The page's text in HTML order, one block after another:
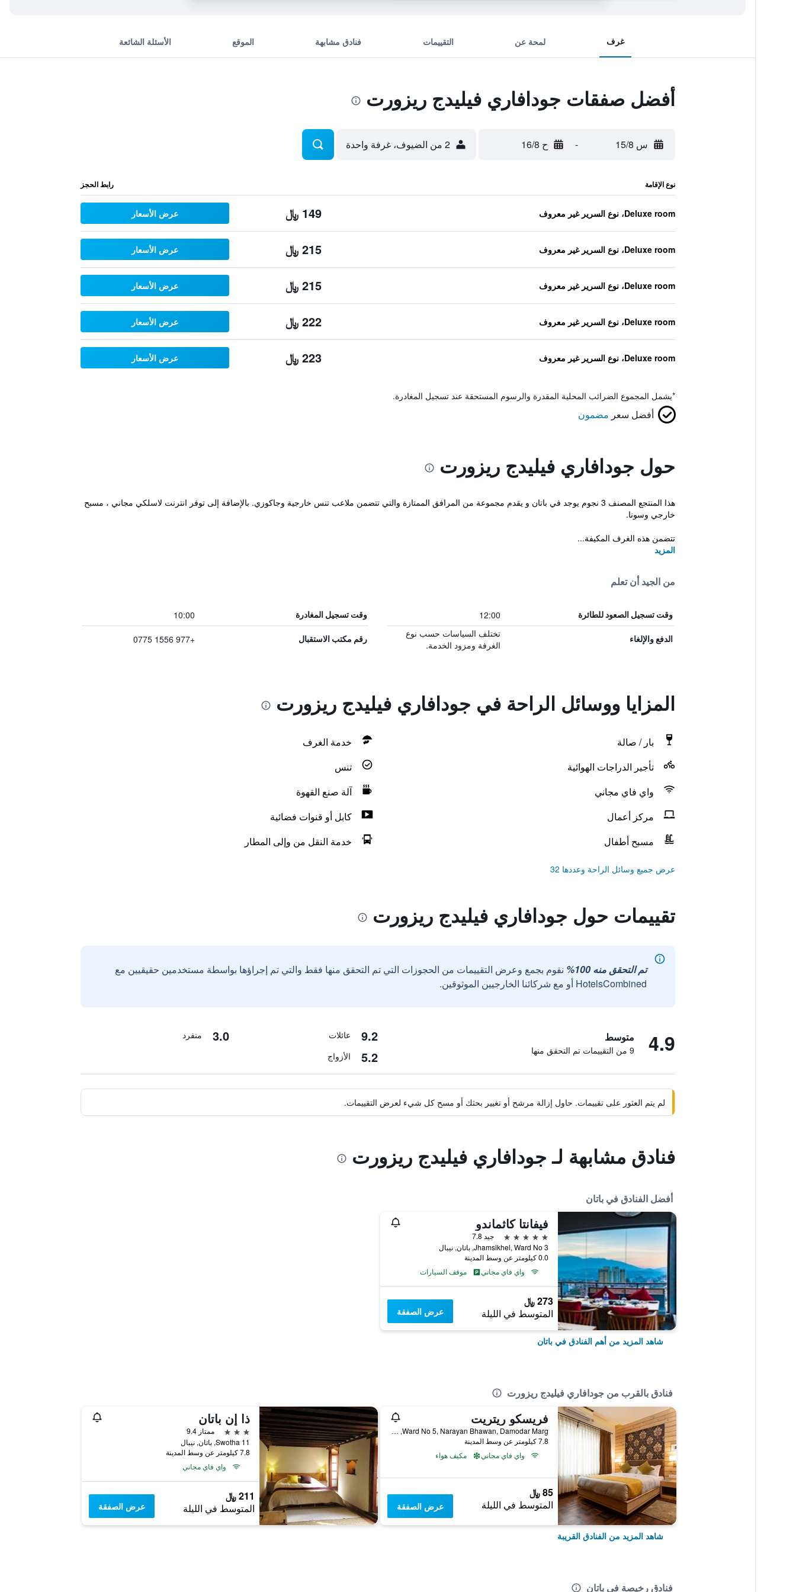
غرف لمحة عن التقييمات فنادق مشابهة الموقع الأسئلة الشائعة
أفضل صفقات جودافاري فيليدج ريزورت
س 15/8 - ح 16/8 2 من الضيوف، غرفة واحدة
نوع الإقامة رابط الحجز
Deluxe room، نوع السرير غير معروف 149 ﷼ عرض الأسعار
Deluxe room، نوع السرير غير معروف 215 ﷼ عرض الأسعار
Deluxe room، نوع السرير غير معروف 215 ﷼ عرض الأسعار
Deluxe room، نوع السرير غير معروف 222 ﷼ عرض الأسعار
Deluxe room، نوع السرير غير معروف 223 ﷼ عرض الأسعار
*يشمل المجموع الضرائب المحلية المقدرة والرسوم المستحقة عند تسجيل المغادرة.
أفضل سعر مضمون
حول جودافاري فيليدج ريزورت
هذا المنتجع المصنف 3 نجوم يوجد في باتان و يقدم مجموعة من المرافق الممتازة والتي تتضمن ملاعب تنس خارجية وجاكوزي. بالإضافة إلى توفر انترنت لاسلكي مجاني ، مسبح
خارجي وسونا.
تتضمن هذه الغرف المكيفة...
المزيد
من الجيد أن تعلم
وقت تسجيل الصعود للطائرة 12:00 وقت تسجيل المغادرة 10:00
الدفع والإلغاء
تختلف السياسات حسب نوع
الغرفة ومزود الخدمة.
رقم مكتب الاستقبال +977 1556 0775
المزايا ووسائل الراحة في جودافاري فيليدج ريزورت
بار / صالة
خدمة الغرف
تأجير الدراجات الهوائية
تنس
واي فاي مجاني
آلة صنع القهوة
مركز أعمال
كابل أو قنوات فضائية
مسبح أطفال
خدمة النقل من وإلى المطار
عرض جميع وسائل الراحة وعددها 32
تقييمات حول جودافاري فيليدج ريزورت
تم التحقق منه 100%
نقوم بجمع وعرض التقييمات من الحجوزات التي تم التحقق منها فقط والتي تم إجراؤها بواسطة مستخدمين حقيقيين مع
HotelsCombined أو مع شركائنا الخارجيين الموثوقين.
4.9 متوسط
9 من التقييمات تم التحقق منها
9.2 عائلات 3.0 منفرد
5.2 الأزواج
لم يتم العثور على تقييمات. حاول إزالة مرشح أو تغيير بحثك أو مسح كل شيء لعرض التقييمات.
فنادق مشابهة لـ جودافاري فيليدج ريزورت
أفضل الفنادق في باتان
فيفانتا كاثماندو
5 نجوم
جيد 7.8
Jhamsikhel, Ward No 3, باتان, نيبال
0.0 كيلومتر عن وسط المدينة
واي فاي مجاني
موقف السيارات
273 ﷼
المتوسط في الليلة عرض الصفقة
شاهد المزيد من أهم الفنادق في باتان
فنادق بالقرب من جودافاري فيليدج ريزورت
فريسكو ريتريت
Ward No 5, Narayan Bhawan, Damodar Marg, باتان, نيبال
7.8 كيلومتر عن وسط المدينة
واي فاي مجاني
مكيف هواء
85 ﷼
المتوسط في الليلة عرض الصفقة
ذا إن باتان
3 نجوم
ممتاز 9.4
11 Swotha, باتان, نيبال
7.8 كيلومتر عن وسط المدينة
واي فاي مجاني
211 ﷼
المتوسط في الليلة عرض الصفقة
شاهد المزيد من الفنادق القريبة
فنادق رخيصة في باتان